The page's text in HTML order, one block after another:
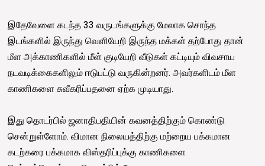
இதேவேளை கடந்த 33 வருடங்களுக்கு மேலாக சொந்த
இடங்களில் இருந்து வெளியேறி இருந்த மக்கள் தற்போது தான்
மீள அக்காணிகளில் மீள் குடியேறி வீடுகள் கட்டியும் விவசாய
நடவடிக்கைகளிலும் ஈடுபட்டு வருகின்றனர். அவர்களிடம் மீள
காணிகளை சுவீகரிப்பதனை ஏற்க முடியாது.
இது தொடர்பில் ஜனாதிபதியின் கவனத்திற்கும் கொண்டு
சென்றுள்ளோம். விமான நிலையத்திற்கு மற்றைய பக்கமான
கடற்கரை பக்கமாக விஸ்தரிப்புக்கு காணிகளை